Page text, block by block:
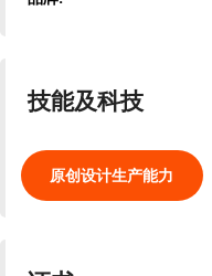
技能及科技
原创设计生产能力